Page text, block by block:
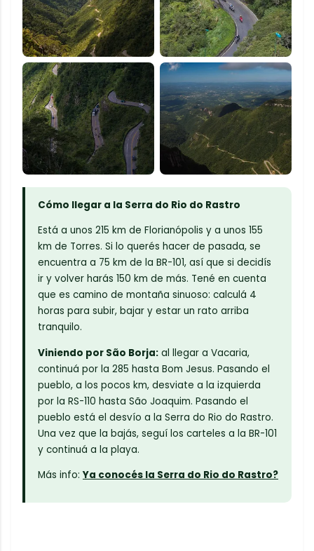
Cómo llegar a la Serra do Rio do Rastro
Está a unos 215 km de Florianópolis y a unos 155
km de Torres. Si lo querés hacer de pasada, se
encuentra a 75 km de la BR-101, así que si decidís
ir y volver harás 150 km de más. Tené en cuenta
que es camino de montaña sinuoso: calculá 4
horas para subir, bajar y estar un rato arriba
tranquilo.
Viniendo por São Borja: al llegar a Vacaria,
continuá por la 285 hasta Bom Jesus. Pasando el
pueblo, a los pocos km, desviate a la izquierda
por la RS-110 hasta São Joaquim. Pasando el
pueblo está el desvío a la Serra do Rio do Rastro.
Una vez que la bajás, seguí los carteles a la BR-101
y continuá a la playa.
Más info: Ya conocés la Serra do Rio do Rastro?